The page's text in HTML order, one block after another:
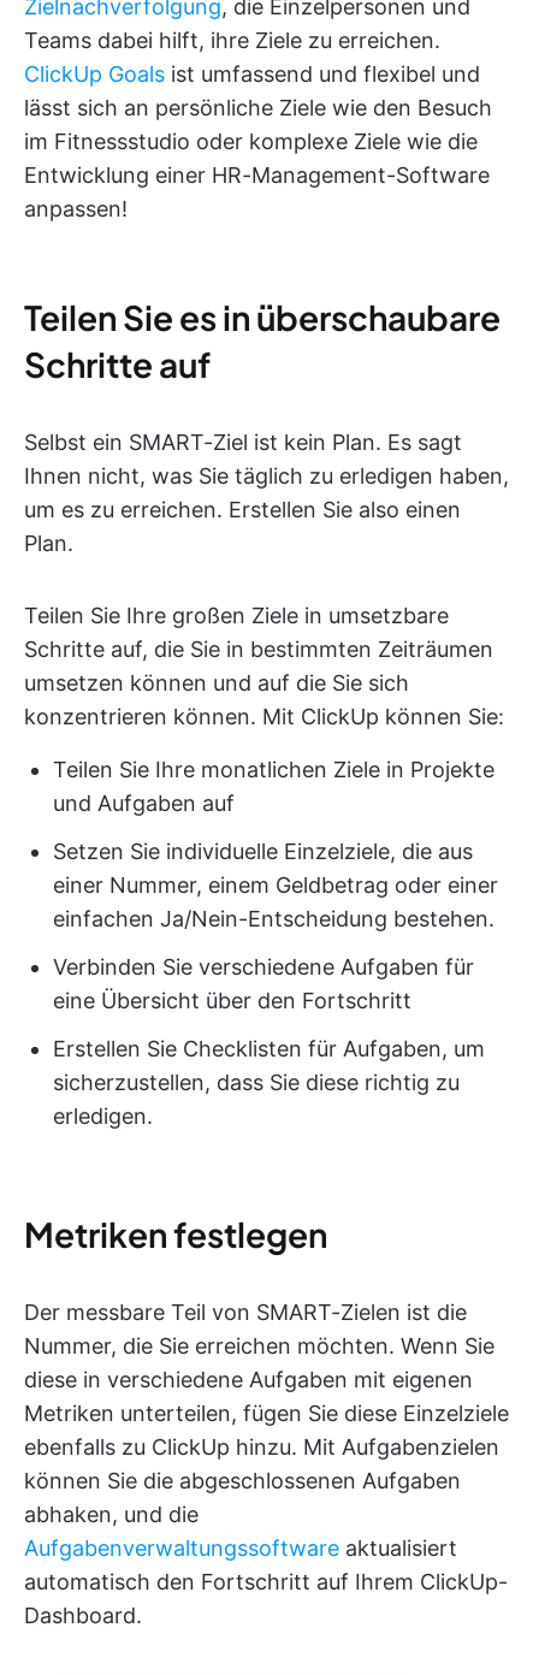
Zielnachverfolgung, die Einzelpersonen und
Teams dabei hilft, ihre Ziele zu erreichen.
ClickUp Goals ist umfassend und flexibel und
lässt sich an persönliche Ziele wie den Besuch
im Fitnessstudio oder komplexe Ziele wie die
Entwicklung einer HR-Management-Software
anpassen!
Teilen Sie es in überschaubare
Schritte auf
Selbst ein SMART-Ziel ist kein Plan. Es sagt
Ihnen nicht, was Sie täglich zu erledigen haben,
um es zu erreichen. Erstellen Sie also einen
Plan.
Teilen Sie Ihre großen Ziele in umsetzbare
Schritte auf, die Sie in bestimmten Zeiträumen
umsetzen können und auf die Sie sich
konzentrieren können. Mit ClickUp können Sie:
Teilen Sie Ihre monatlichen Ziele in Projekte
und Aufgaben auf
Setzen Sie individuelle Einzelziele, die aus
einer Nummer, einem Geldbetrag oder einer
einfachen Ja/Nein-Entscheidung bestehen.
Verbinden Sie verschiedene Aufgaben für
eine Übersicht über den Fortschritt
Erstellen Sie Checklisten für Aufgaben, um
sicherzustellen, dass Sie diese richtig zu
erledigen.
Metriken festlegen
Der messbare Teil von SMART-Zielen ist die
Nummer, die Sie erreichen möchten. Wenn Sie
diese in verschiedene Aufgaben mit eigenen
Metriken unterteilen, fügen Sie diese Einzelziele
ebenfalls zu ClickUp hinzu. Mit Aufgabenzielen
können Sie die abgeschlossenen Aufgaben
abhaken, und die
Aufgabenverwaltungssoftware aktualisiert
automatisch den Fortschritt auf Ihrem ClickUp-
Dashboard.